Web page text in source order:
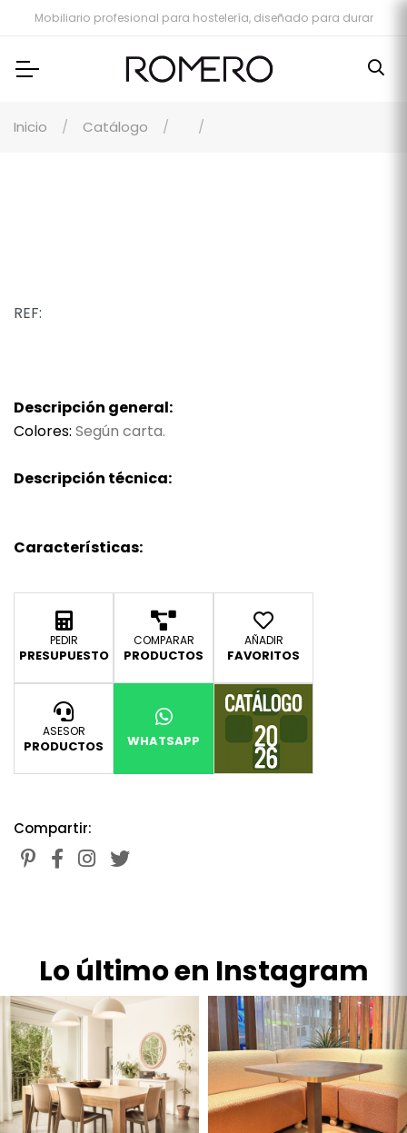
Mobiliario profesional para hostelería, diseñado para durar
Inicio Catálogo
REF:
Descripción general:
Colores: Según carta.
Descripción técnica:
Características:
PEDIR
PRESUPUESTO
COMPARAR
PRODUCTOS
AÑADIR
FAVORITOS
ASESOR
PRODUCTOS WHATSAPP
Compartir:
Lo último en Instagram